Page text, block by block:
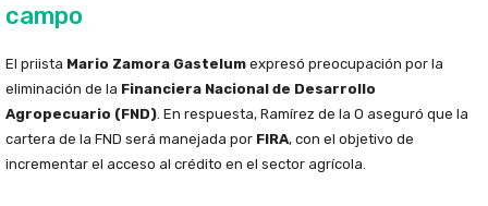
campo
El priista Mario Zamora Gastelum expresó preocupación por la
eliminación de la Financiera Nacional de Desarrollo
Agropecuario (FND). En respuesta, Ramírez de la O aseguró que la
cartera de la FND será manejada por FIRA, con el objetivo de
incrementar el acceso al crédito en el sector agrícola.